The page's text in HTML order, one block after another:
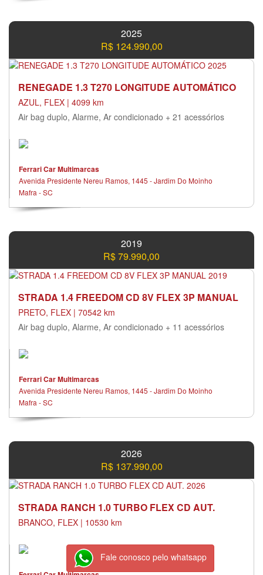
2025
R$ 124.990,00
RENEGADE 1.3 T270 LONGITUDE AUTOMÁTICO
AZUL, FLEX | 4099 km
Air bag duplo, Alarme, Ar condicionado + 21 acessórios
Ferrari Car Multimarcas
Avenida Presidente Nereu Ramos, 1445 - Jardim Do Moinho
Mafra - SC
2019
R$ 79.990,00
STRADA 1.4 FREEDOM CD 8V FLEX 3P MANUAL
PRETO, FLEX | 70542 km
Air bag duplo, Alarme, Ar condicionado + 11 acessórios
Ferrari Car Multimarcas
Avenida Presidente Nereu Ramos, 1445 - Jardim Do Moinho
Mafra - SC
2026
R$ 137.990,00
STRADA RANCH 1.0 TURBO FLEX CD AUT.
BRANCO, FLEX | 10530 km
Fale conosco pelo whatsapp